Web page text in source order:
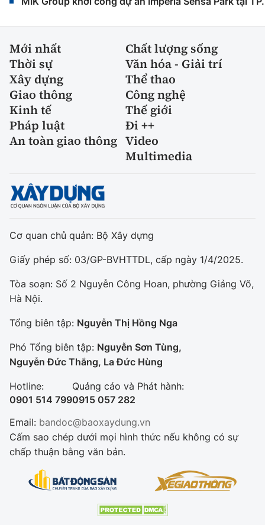
Mới nhất
Chất lượng sống
Thời sự
Văn hóa - Giải trí
Xây dựng
Thể thao
Giao thông
Công nghệ
Kinh tế
Thế giới
Pháp luật
Đi ++
An toàn giao thông Video
Multimedia
Cơ quan chủ quản: Bộ Xây dựng
Giấy phép số: 03/GP-BVHTTDL, cấp ngày 1/4/2025.
Tòa soạn: Số 2 Nguyễn Công Hoan, phường Giảng Võ,
Hà Nội.
Tổng biên tập: Nguyễn Thị Hồng Nga
Phó Tổng biên tập: Nguyễn Sơn Tùng,
Nguyễn Đức Thắng, La Đức Hùng
Hotline:
0901 514 799
Quảng cáo và Phát hành:
0915 057 282
Email: bandoc@baoxaydung.vn
Cấm sao chép dưới mọi hình thức nếu không có sự
chấp thuận bằng văn bản.